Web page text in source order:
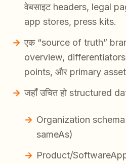
वेबसाइट headers, legal
app stores, press kits.
एक “source of truth”
overview,
points, और primary
जहाँ उचित हो structured
Organization
sameAs)
Product/